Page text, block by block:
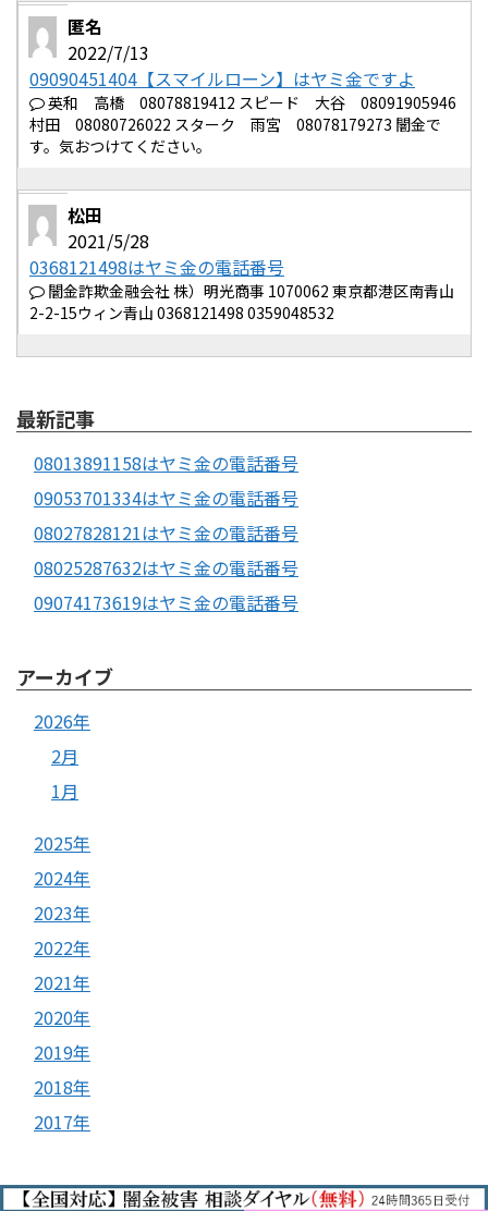
匿名
2022/7/13
09090451404【スマイルローン】はヤミ金ですよ
英和 高橋 08078819412 スピード 大谷 08091905946
村田 08080726022 スターク 雨宮 08078179273 闇金で
す。気おつけてください。
松田
2021/5/28
0368121498はヤミ金の電話番号
闇金詐欺金融会社 株）明光商事 1070062 東京都港区南青山
2-2-15ウィン青山 0368121498 0359048532
最新記事
08013891158はヤミ金の電話番号
09053701334はヤミ金の電話番号
08027828121はヤミ金の電話番号
08025287632はヤミ金の電話番号
09074173619はヤミ金の電話番号
アーカイブ
2026年
2月
1月
2025年
2024年
2023年
2022年
2021年
2020年
2019年
2018年
2017年